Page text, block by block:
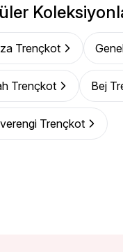
Trençkot
Trençkot Bej
Trençkot